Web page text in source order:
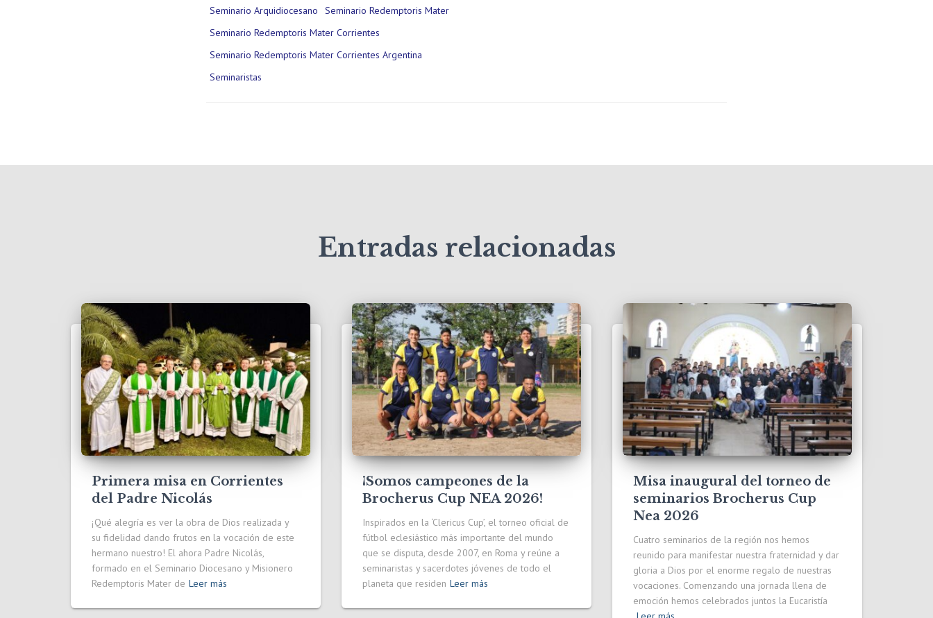
Seminario Arquidiocesano
Seminario Redemptoris Mater
Seminario Redemptoris Mater Corrientes
Seminario Redemptoris Mater Corrientes Argentina
Seminaristas
Entradas relacionadas
Primera misa en Corrientes
del Padre Nicolás
¡Qué alegría es ver la obra de Dios realizada y
su fidelidad dando frutos en la vocación de este
hermano nuestro! El ahora Padre Nicolás,
formado en el Seminario Diocesano y Misionero
Redemptoris Mater de Leer más
¡Somos campeones de la
Brocherus Cup NEA 2026!
Inspirados en la ‘Clericus Cup’, el torneo oficial de
fútbol eclesiástico más importante del mundo
que se disputa, desde 2007, en Roma y reúne a
seminaristas y sacerdotes jóvenes de todo el
planeta que residen Leer más
Misa inaugural del torneo de
seminarios Brocherus Cup
Nea 2026
Cuatro seminarios de la región nos hemos
reunido para manifestar nuestra fraternidad y dar
gloria a Dios por el enorme regalo de nuestras
vocaciones. Comenzando una jornada llena de
emoción hemos celebrados juntos la Eucaristía